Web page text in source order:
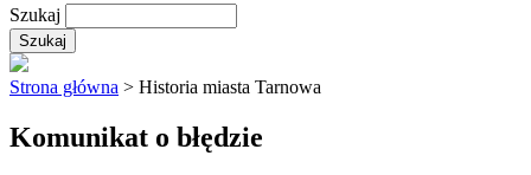
Szukaj
Strona główna > Historia miasta Tarnowa
Komunikat o błędzie